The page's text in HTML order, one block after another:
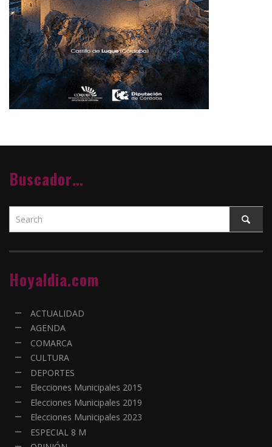
Buscador…
Hoyaldia.com
ACTUALIDAD
AGENDA
COMARCA
CULTURA
DEPORTES
Elecciones Municipales 2015
Elecciones Municipales 2019
Elecciones Municipales 2023
ESPECIAL 8 M